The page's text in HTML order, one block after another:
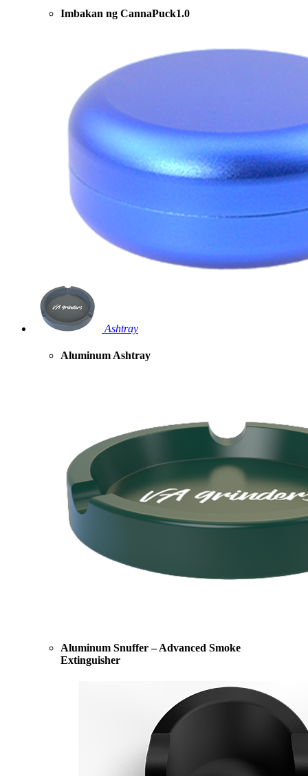
Imbakan ng CannaPuck1.0
Ashtray
Aluminum Ashtray
Aluminum Snuffer – Advanced Smoke
Extinguisher